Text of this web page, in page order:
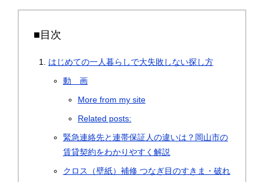
■目次
はじめての一人暮らしで大失敗しない探し方
動 画
More from my site
Related posts:
緊急連絡先と連帯保証人の違いは？岡山市の
賃貸契約をわかりやすく解説
クロス（壁紙）補修 つなぎ目のすきま・破れ